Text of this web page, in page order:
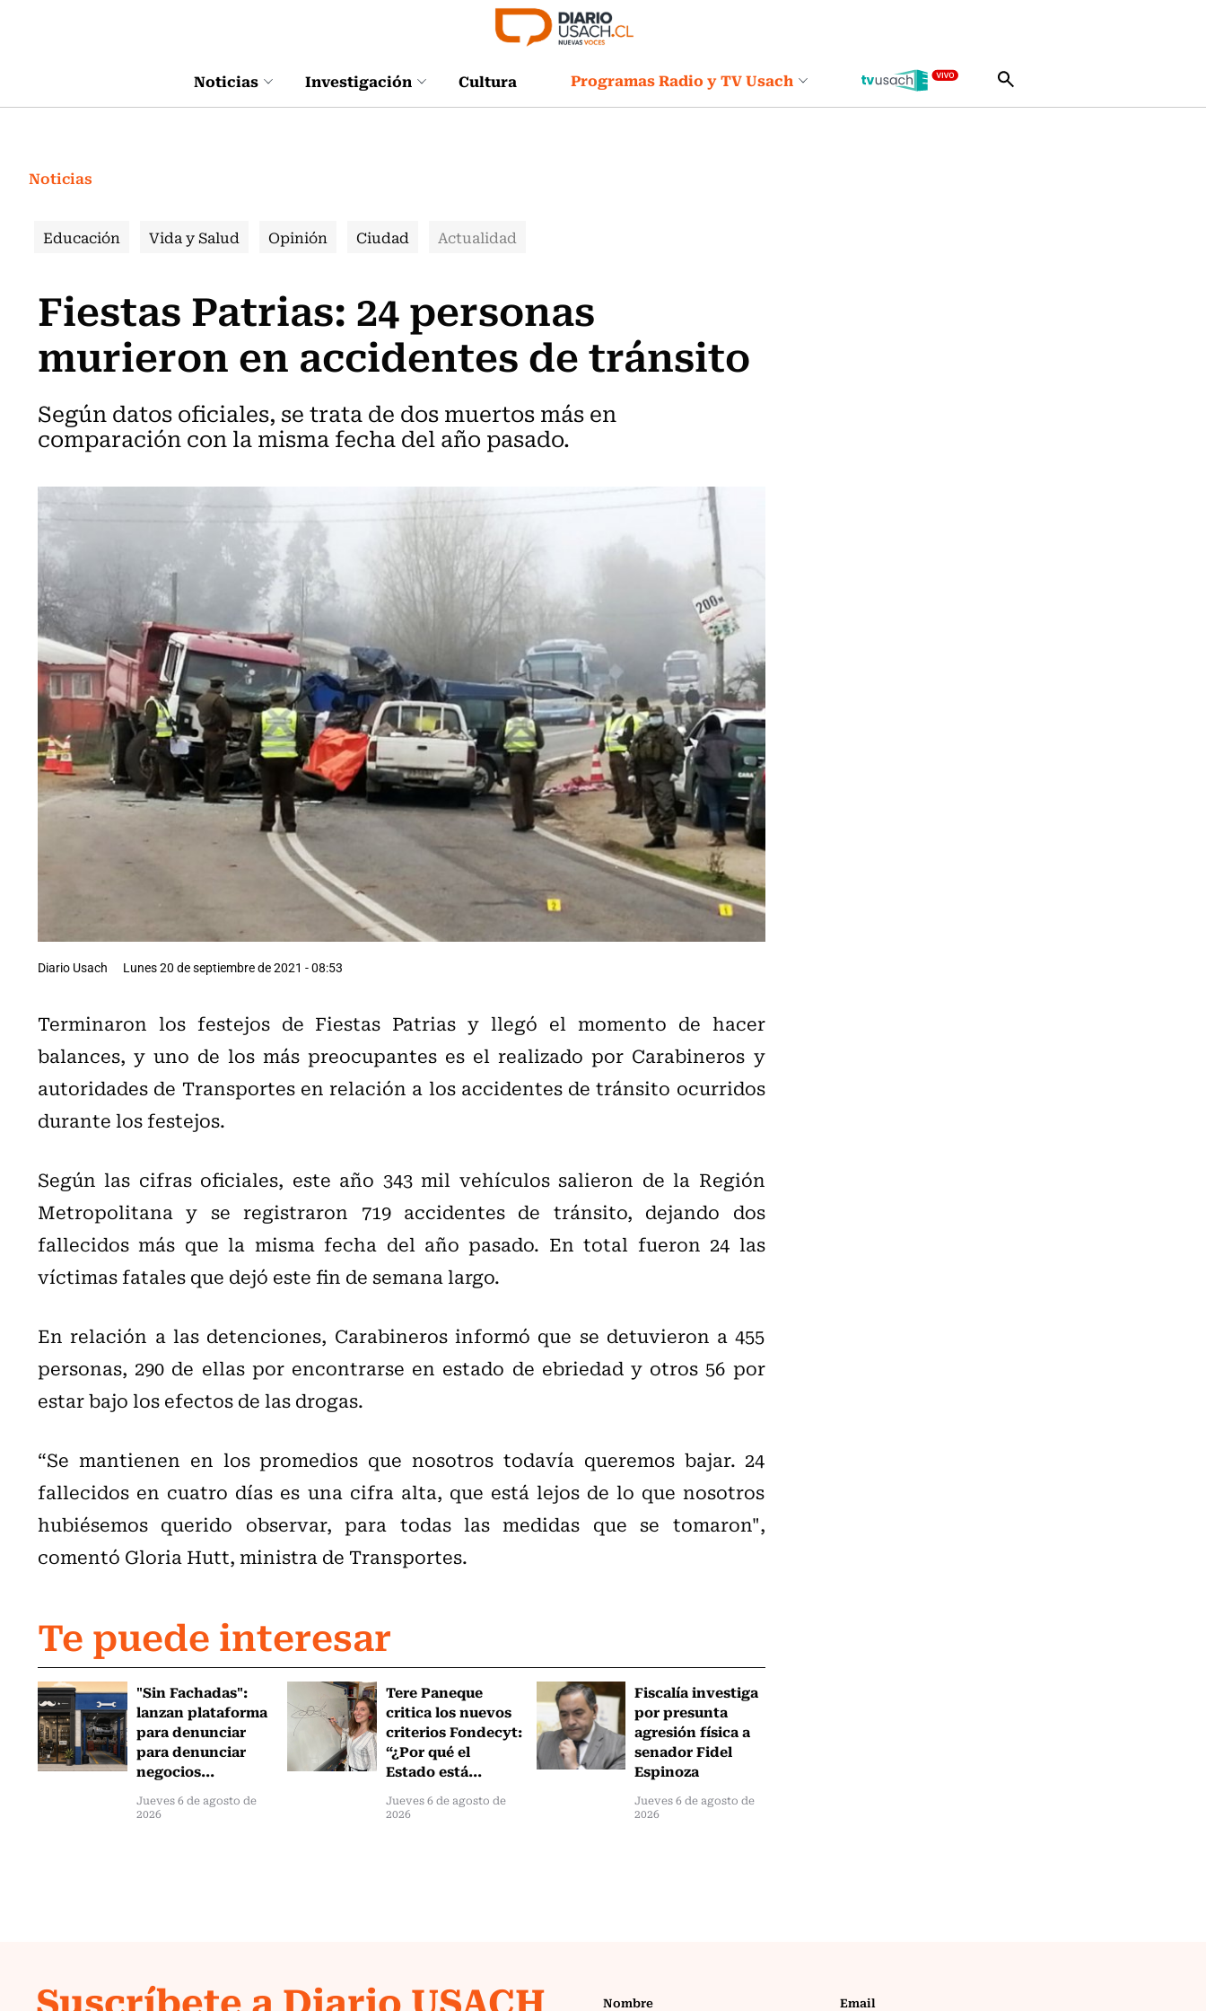
Noticias Investigación Cultura Programas Radio y TV Usach
Noticias
Educación Vida y Salud Opinión Ciudad Actualidad
Fiestas Patrias: 24 personas
murieron en accidentes de tránsito
Según datos oficiales, se trata de dos muertos más en
comparación con la misma fecha del año pasado.
Diario Usach Lunes 20 de septiembre de 2021 - 08:53
Terminaron los festejos de Fiestas Patrias y llegó el momento de hacer
balances, y uno de los más preocupantes es el realizado por Carabineros y
autoridades de Transportes en relación a los accidentes de tránsito ocurridos
durante los festejos.
Según las cifras oficiales, este año 343 mil vehículos salieron de la Región
Metropolitana y se registraron 719 accidentes de tránsito, dejando dos
fallecidos más que la misma fecha del año pasado. En total fueron 24 las
víctimas fatales que dejó este fin de semana largo.
En relación a las detenciones, Carabineros informó que se detuvieron a 455
personas, 290 de ellas por encontrarse en estado de ebriedad y otros 56 por
estar bajo los efectos de las drogas.
“Se mantienen en los promedios que nosotros todavía queremos bajar. 24
fallecidos en cuatro días es una cifra alta, que está lejos de lo que nosotros
hubiésemos querido observar, para todas las medidas que se tomaron",
comentó Gloria Hutt, ministra de Transportes.
Te puede interesar
"Sin Fachadas":
lanzan plataforma
para denunciar
para denunciar
negocios...
Jueves 6 de agosto de
2026
Tere Paneque
critica los nuevos
criterios Fondecyt:
“¿Por qué el
Estado está...
Jueves 6 de agosto de
2026
Fiscalía investiga
por presunta
agresión física a
senador Fidel
Espinoza
Jueves 6 de agosto de
2026